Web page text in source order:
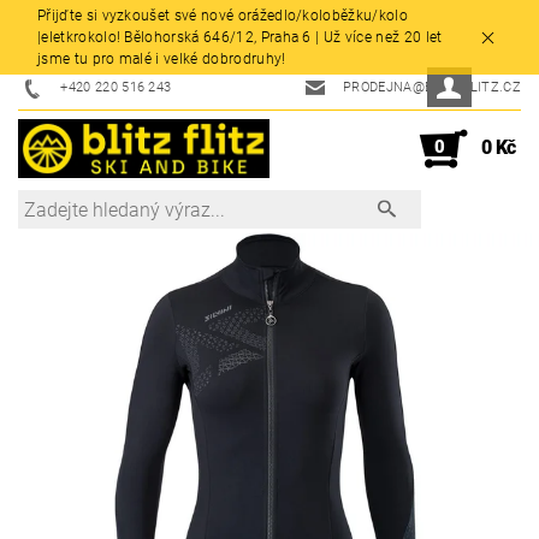
Přijďte si vyzkoušet své nové orážedlo/koloběžku/kolo
|eletkrokolo! Bělohorská 646/12, Praha 6 | Už více než 20 let
jsme tu pro malé i velké dobrodruhy!
+420 220 516 243 PRODEJNA@BLITZFLITZ.CZ
0 0 Kč